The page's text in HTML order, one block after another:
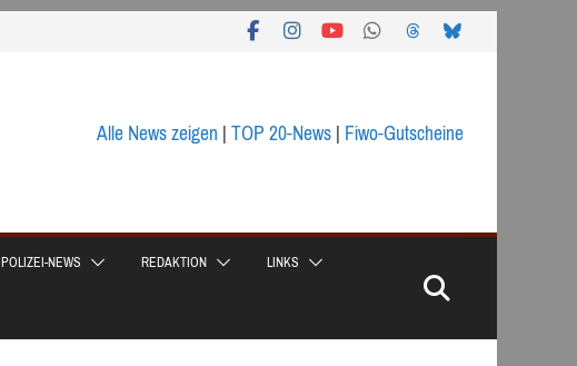
Alle News zeigen|TOP 20-News|Fiwo-Gutscheine
POLIZEI-NEWS REDAKTION LINKS